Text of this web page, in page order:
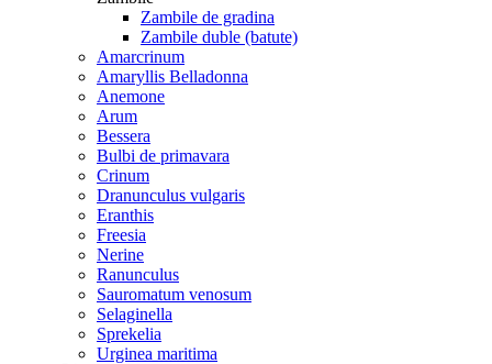
Zambile de gradina
Zambile duble (batute)
Amarcrinum
Amaryllis Belladonna
Anemone
Arum
Bessera
Bulbi de primavara
Crinum
Dranunculus vulgaris
Eranthis
Freesiа
Nerine
Ranunculus
Sauromatum venosum
Selaginella
Sprekelia
Urginea maritima